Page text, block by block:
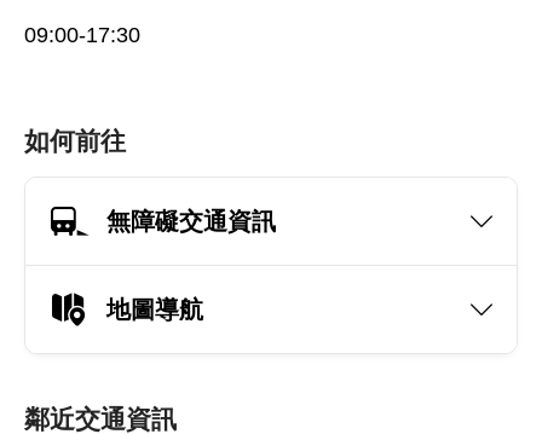
09:00-17:30
如何前往
無障礙交通資訊
地圖導航
鄰近交通資訊